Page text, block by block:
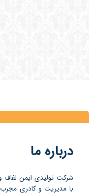
درباره ما
شرکت تولیدی ایمن لفاف